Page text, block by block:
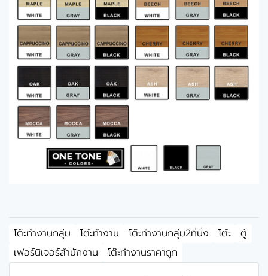
โต๊ะทำงานกลุ่ม โต๊ะทำงาน โต๊ะทำงานกลุ่ม2ที่นั่ง โต๊ะ
ตู้
เฟอร์นิเจอร์สำนักงาน
โต๊ะทำงานราคาถูก